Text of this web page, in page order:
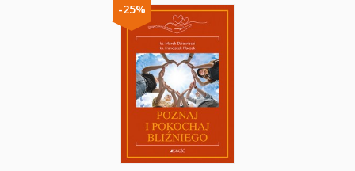
-25%